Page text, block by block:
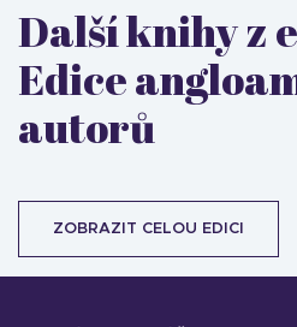
Další knihy z
Edice
autorů
ZOBRAZIT CELOU EDICI